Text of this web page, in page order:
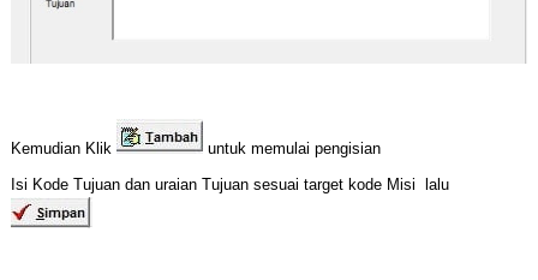
Kemudian Klik
untuk memulai pengisian
Isi Kode Tujuan dan uraian Tujuan sesuai target kode Misi lalu